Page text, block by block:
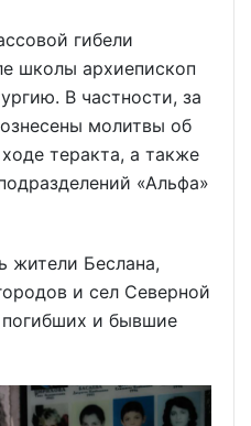
гибели
школы архиепископ
В частности, за
молитвы об
теракта, а также
«Альфа»
жители Беслана,
и сел Северной
и бывшие